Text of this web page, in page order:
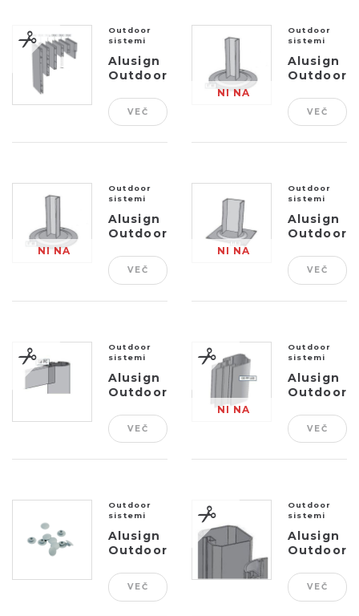
Outdoor
sistemi
Alusign
Outdoor
profil
VEČ
NI NA
Outdoor
sistemi
Alusign
Outdoor
okrogel
steber,
VEČ
NI NA
Outdoor
sistemi
Alusign
Outdoor
okrogel
steber,
VEČ
NI NA
Outdoor
sistemi
Alusign
Outdoor
oglat
steber,
VEČ
Outdoor
sistemi
Alusign
Outdoor
dodatni
utorVEČ
NI NA
Outdoor
sistemi
Alusign
Outdoor
LED
VEČ
Outdoor
sistemi
Alusign
Outdoor
za
spojko
VEČ
Outdoor
sistemi
Alusign
Outdoor
steber,
1 utor
VEČ